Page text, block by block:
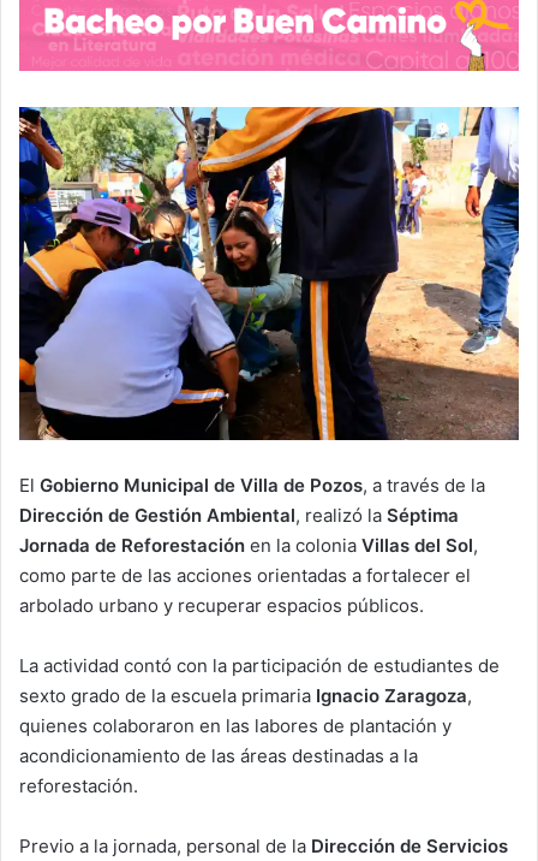
El Gobierno Municipal de Villa de Pozos, a través de la
Dirección de Gestión Ambiental, realizó la Séptima
Jornada de Reforestación en la colonia Villas del Sol,
como parte de las acciones orientadas a fortalecer el
arbolado urbano y recuperar espacios públicos.
La actividad contó con la participación de estudiantes de
sexto grado de la escuela primaria Ignacio Zaragoza,
quienes colaboraron en las labores de plantación y
acondicionamiento de las áreas destinadas a la
reforestación.
Previo a la jornada, personal de la Dirección de Servicios